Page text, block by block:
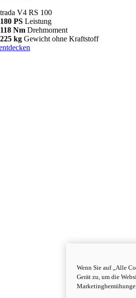
V4 RS 100
180 PS Leistung
118 Nm Drehmoment
225 kg Gewicht ohne Kraftstoff
Wenn Sie auf „Alle
Gerät zu, um die